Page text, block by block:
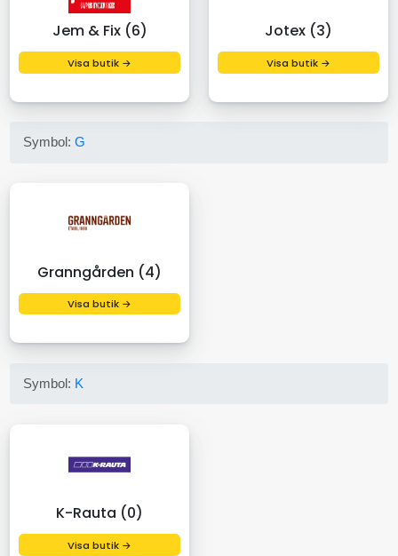
Jem & Fix (6)
Visa butik →
Jotex (3)
Visa butik →
Symbol:G
Granngården (4)
Visa butik →
Symbol: K
K-Rauta (0)
Visa butik →